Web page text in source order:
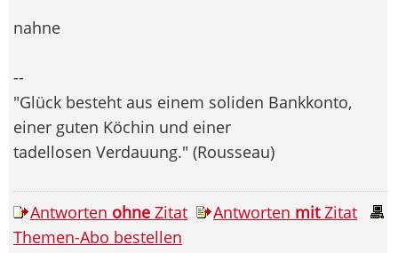
nahne
--
"Glück besteht aus einem soliden Bankkonto,
einer guten Köchin und einer
tadellosen Verdauung." (Rousseau)
Antworten ohne Zitat Antworten mitZitat
Themen-Abo bestellen